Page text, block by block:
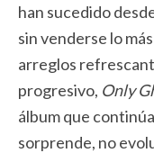
han sucedido
sin venderse lo
arreglos
progresivo, Only
álbum que
sorprende, no